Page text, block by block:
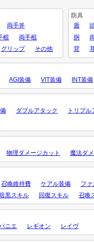
両手斧
棍
両手棍
グリップ その他
防具
盾
胴
背
AGI装備 VIT装備 INT装備
ダブルアタック
トリプル
物理ダメージカット 魔法ダ
召喚維持費 ケアル装備
フ
黒スキル 回復スキル 召喚
ニエ レギオン レイヴ